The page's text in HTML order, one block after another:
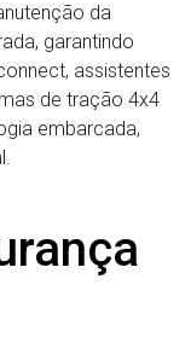
da
garantindo
assistentes
de tração 4x4
embarcada,